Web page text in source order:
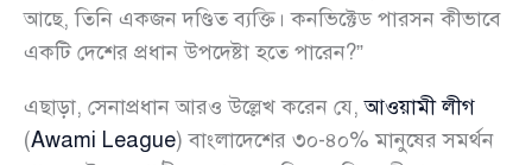
আছে, তিনি একজন দণ্ডিত ব্যক্তি। কনভিক্টেড পারসন কীভাবে
একটি দেশের প্রধান উপদেষ্টা হতে পারেন?”
এছাড়া, সেনাপ্রধান আরও উল্লেখ করেন যে,আওয়ামী লীগ
(Awami League) বাংলাদেশের ৩০-৪০% মানুষের সমর্থন